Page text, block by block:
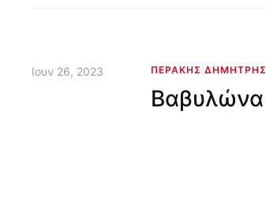
Ιουν 26, 2023 ΠΕΡΆΚΗΣ ΔΗΜΉΤΡΗΣ
Βαβυλώνα